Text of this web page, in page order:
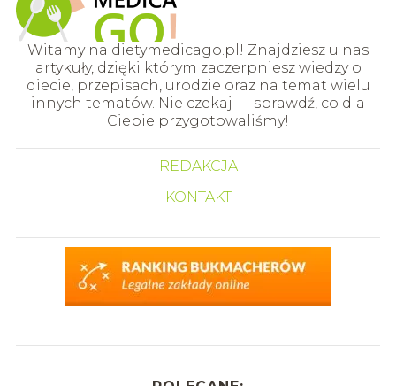
Witamy na dietymedicago.pl! Znajdziesz u nas
artykuły, dzięki którym zaczerpniesz wiedzy o
diecie, przepisach, urodzie oraz na temat wielu
innych tematów. Nie czekaj — sprawdź, co dla
Ciebie przygotowaliśmy!
REDAKCJA
KONTAKT